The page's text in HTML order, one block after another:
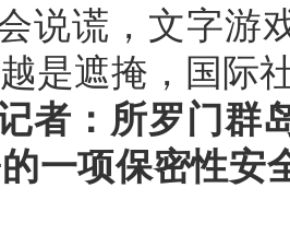
说谎，文字游
是遮掩，国际
者：所罗门群
一项保密性安